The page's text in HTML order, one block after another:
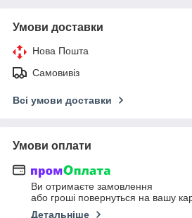
Умови доставки
Нова Пошта
Самовивіз
Всі умови доставки
Умови оплати
Ви отримаєте замовлення
або гроші повернуться на вашу
Детальніше